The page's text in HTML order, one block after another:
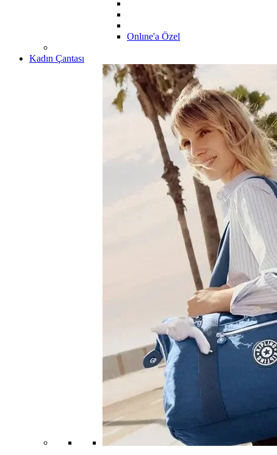
Onlıne'a Özel
Kadın Çantası